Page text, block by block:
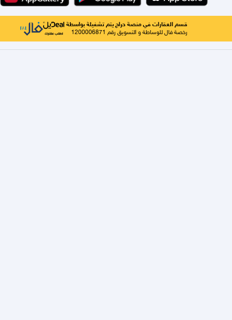
قسم العقارات في منصة حراج يتم تشغيلة بواسطة
رخصة فال للوساطة و التسويق رقم 1200006871